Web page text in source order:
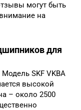
могут быть
на
для
SKF VKBA
высокой
– около 2500